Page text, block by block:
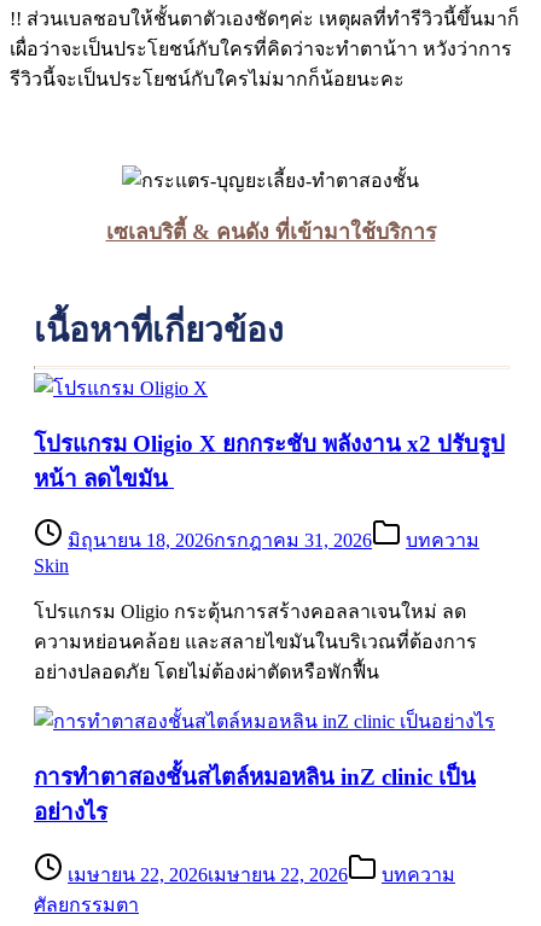
!! ส่วนเบลชอบให้ชั้นตาตัวเองชัดๆค่ะ เหตุผลที่ทำรีวิวนี้ขึ้นมาก็
เผื่อว่าจะเป็นประโยชน์กับใครที่คิดว่าจะทำตาน้าา หวังว่าการ
รีวิวนี้จะเป็นประโยชน์กับใครไม่มากก็น้อยนะคะ
เซเลบริตี้ & คนดัง ที่เข้ามาใช้บริการ
เนื้อหาที่เกี่ยวข้อง
โปรแกรม Oligio X ยกกระชับ พลังงาน x2 ปรับรูป
หน้า ลดไขมัน
มิถุนายน 18, 2026กรกฎาคม 31, 2026
บทความ
Skin
โปรแกรม Oligio กระตุ้นการสร้างคอลลาเจนใหม่ ลด
ความหย่อนคล้อย และสลายไขมันในบริเวณที่ต้องการ
อย่างปลอดภัย โดยไม่ต้องผ่าตัดหรือพักฟื้น
การทำตาสองชั้นสไตล์หมอหลิน inZ clinic เป็น
อย่างไร
เมษายน 22, 2026เมษายน 22, 2026
บทความ
ศัลยกรรมตา